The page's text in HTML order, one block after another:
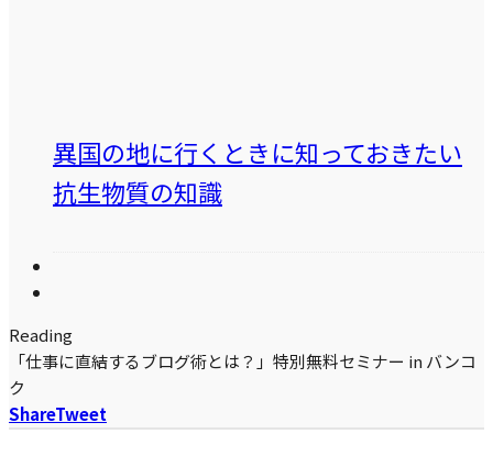
異国の地に行くときに知っておきたい
抗生物質の知識
Reading
「仕事に直結するブログ術とは？」特別無料セミナー in バンコ
ク
ShareTweet